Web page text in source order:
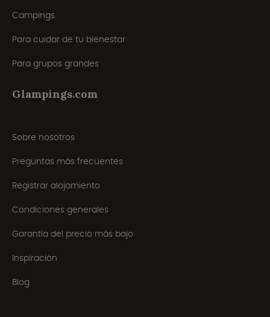
Campings
Para cuidar de tu bienestar
Para grupos grandes
Glampings.com
Sobre nosotros
Preguntas más frecuentes
Registrar alojamiento
Condiciones generales
Garantía del precio más bajo
Inspiración
Blog